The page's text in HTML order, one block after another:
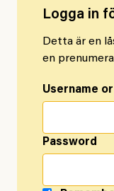
Logga in
Detta är en
en
Username
Password